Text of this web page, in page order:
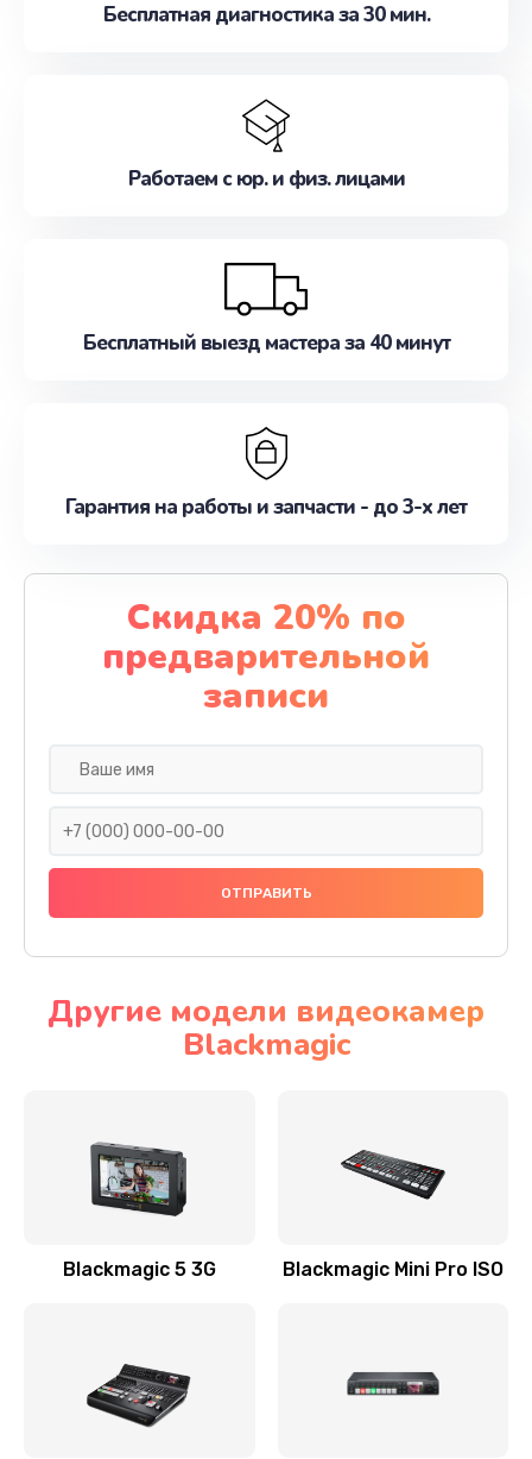
Бесплатная диагностика за 30 мин.
Работаем с юр. и физ. лицами
Бесплатный выезд мастера за 40 минут
Гарантия на работы и запчасти - до 3-х лет
Скидка 20% по
предварительной
записи
Другие модели видеокамер
Blackmagic
Blackmagic 5 3G Blackmagic Mini Pro ISO